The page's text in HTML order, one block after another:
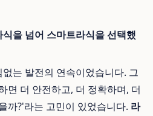
을 넘어 스마트라식을 선택했
는 발전의 연속이었습니다. 그
면 더 안전하고, 더 정확하며, 더
까?'라는 고민이 있었습니다. 라